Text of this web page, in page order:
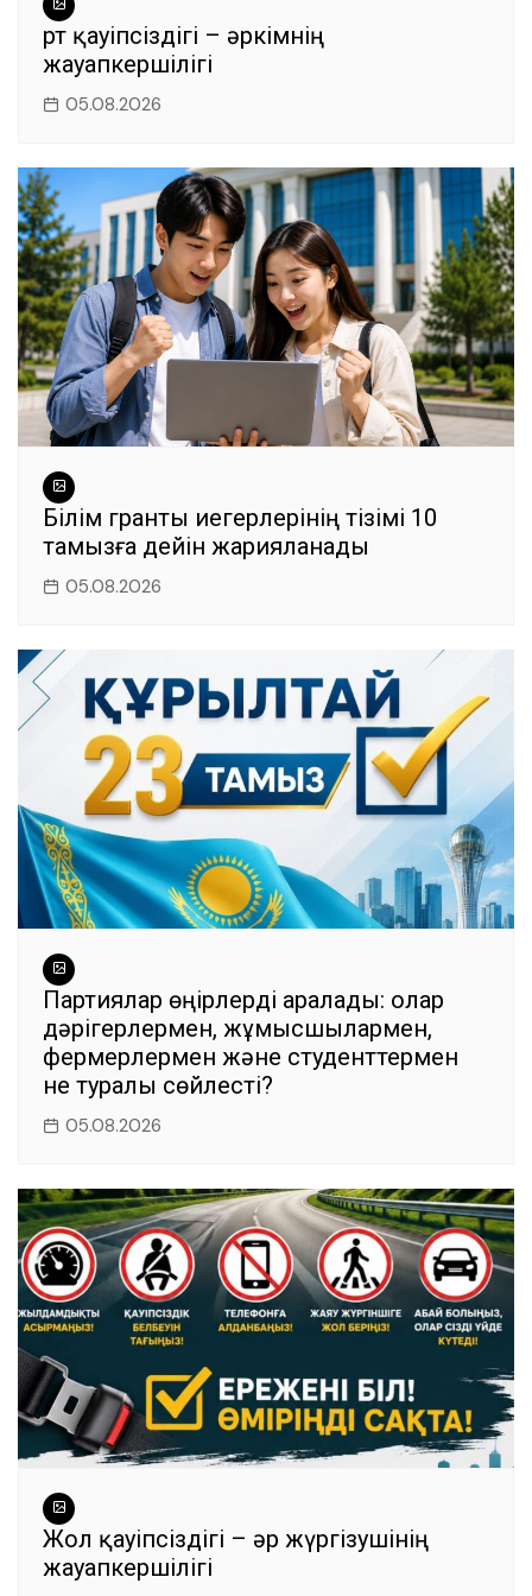
Өрт қауіпсіздігі – әркімнің
жауапкершілігі
05.08.2026
Білім гранты иегерлерінің тізімі 10
тамызға дейін жарияланады
05.08.2026
Партиялар өңірлерді аралады: олар
дәрігерлермен, жұмысшылармен,
фермерлермен және студенттермен
не туралы сөйлесті?
05.08.2026
Жол қауіпсіздігі – әр жүргізушінің
жауапкершілігі